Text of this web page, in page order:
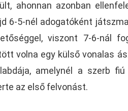
ahonnan azonban
6-5-nél adogatóként
viszont 7-6-nál
volna egy külső vonalas
amelynél a szerb fiú
az első felvonást.